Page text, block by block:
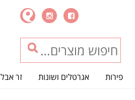
פירות אגרטלים ושונות זר אבל